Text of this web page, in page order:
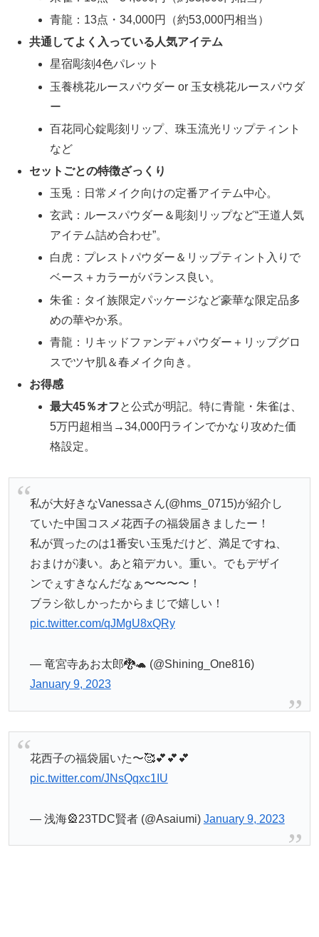
青龍：13点・34,000円（約53,000円相当）
共通してよく入っている人気アイテム
星宿彫刻4色パレット
玉養桃花ルースパウダー or 玉女桃花ルースパウダ
ー
百花同心錠彫刻リップ、珠玉流光リップティント
など
セットごとの特徴ざっくり
玉兎：日常メイク向けの定番アイテム中心。
玄武：ルースパウダー＆彫刻リップなど“王道人気
アイテム詰め合わせ”。
白虎：プレストパウダー＆リップティント入りで
ベース＋カラーがバランス良い。
朱雀：タイ族限定パッケージなど豪華な限定品多
めの華やか系。
青龍：リキッドファンデ＋パウダー＋リップグロ
スでツヤ肌＆春メイク向き。
お得感
最大45％オフと公式が明記。特に青龍・朱雀は、
5万円超相当→34,000円ラインでかなり攻めた価
格設定。
私が大好きなVanessaさん(@hms_0715)が紹介し
ていた中国コスメ花西子の福袋届きましたー！
私が買ったのは1番安い玉兎だけど、満足ですね、
おまけが凄い。あと箱デカい。重い。でもデザイ
ンでぇすきなんだなぁ〜〜〜〜！
ブラシ欲しかったからまじで嬉しい！
pic.twitter.com/qJMgU8xQRy
— 竜宮寺あお太郎🐉🐢 (@Shining_One816)
January 9, 2023
花西子の福袋届いた〜🥰💕💕💕
pic.twitter.com/JNsQqxc1IU
— 浅海🎡23TDC賢者 (@Asaiumi) January 9, 2023